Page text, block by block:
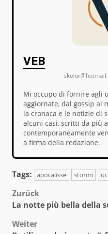
VEB
Mi occupo di fornire agli
aggiornate, dal gossip al
la cronaca e le notizie di
alcuni casi, scritti da più
contemporaneamente
a firma della redazione.
Tags: apocalisse stormi
Zurück
La notte più bella della
Weiter